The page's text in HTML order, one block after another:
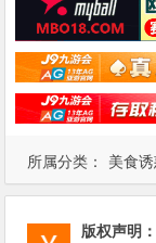
所属分类： 美食
版权声明